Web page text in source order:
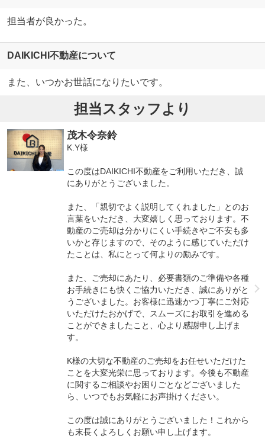
担当者が良かった。
DAIKICHI不動産について
また、いつかお世話になりたいです。
担当スタッフより
茂木令奈鈴
K.Y様
この度はDAIKICHI不動産をご利用いただき、誠
にありがとうございました。
また、「親切でよく説明してくれました」とのお
言葉をいただき、大変嬉しく思っております。不
動産のご売却は分かりにくい手続きやご不安も多
いかと存じますので、そのように感じていただけ
たことは、私にとって何よりの励みです。
また、ご売却にあたり、必要書類のご準備や各種
お手続きにも快くご協力いただき、誠にありがと
うございました。お客様に迅速かつ丁寧にご対応
いただけたおかげで、スムーズにお取引を進める
ことができましたこと、心より感謝申し上げま
す。
K様の大切な不動産のご売却をお任せいただけた
ことを大変光栄に思っております。今後も不動産
に関するご相談やお困りごとなどございました
ら、いつでもお気軽にお声掛けください。
この度は誠にありがとうございました！これから
も末長くよろしくお願い申し上げます。